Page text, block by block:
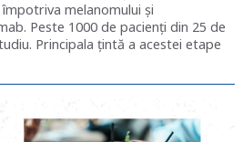
melanomului şi
Peste 1000 de pacienţi din 25 de
Principala ţintă a acestei etape